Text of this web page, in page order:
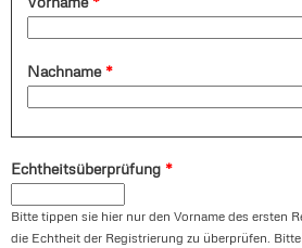
Nachname *
Echtheitsüberprüfung *
Bitte tippen sie hier nur den Vorname des ersten
die Echtheit der Registrierung zu überprüfen.